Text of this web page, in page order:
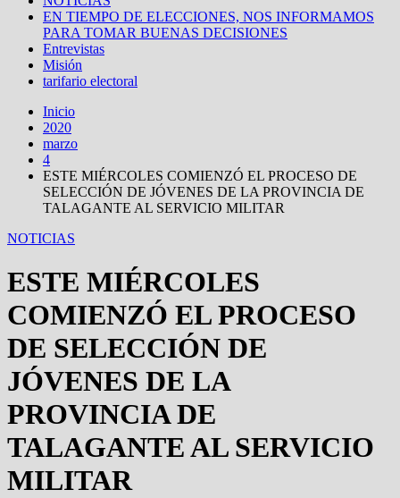
EN TIEMPO DE ELECCIONES, NOS INFORMAMOS
PARA TOMAR BUENAS DECISIONES
Entrevistas
Misión
tarifario electoral
Inicio
2020
marzo
4
ESTE MIÉRCOLES COMIENZÓ EL PROCESO DE
SELECCIÓN DE JÓVENES DE LA PROVINCIA DE
TALAGANTE AL SERVICIO MILITAR
NOTICIAS
ESTE MIÉRCOLES
COMIENZÓ EL PROCESO
DE SELECCIÓN DE
JÓVENES DE LA
PROVINCIA DE
TALAGANTE AL SERVICIO
MILITAR